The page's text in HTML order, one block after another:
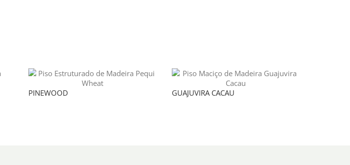
PINEWOOD GUAJUVIRA CACAU